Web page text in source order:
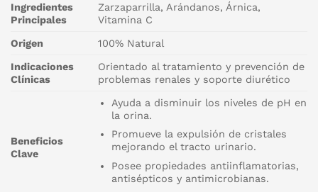
Ingredientes
Principales
Zarzaparrilla, Arándanos, Árnica,
Vitamina C
Origen 100% Natural
Indicaciones
Clínicas
Orientado al tratamiento y prevención de
problemas renales y soporte diurético
Beneficios
Clave
Ayuda a disminuir los niveles de pH en
la orina.
Promueve la expulsión de cristales
mejorando el tracto urinario.
Posee propiedades antiinflamatorias,
antisépticos y antimicrobianas.